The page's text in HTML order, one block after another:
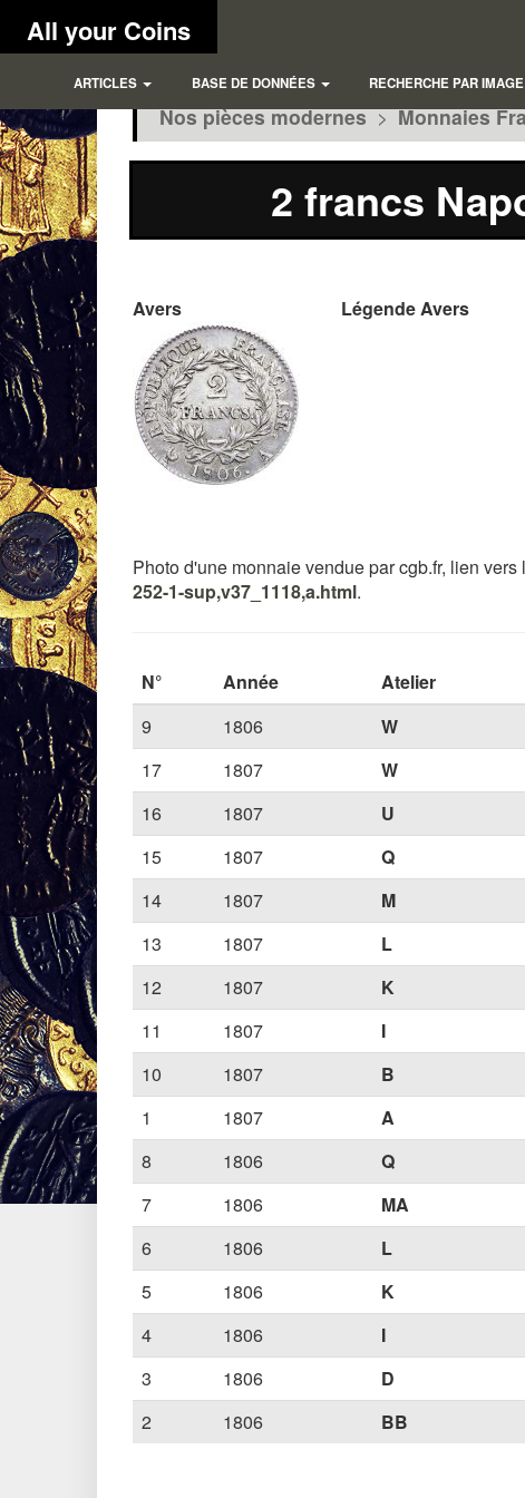
All your Coins
ARTICLES BASE DE DONNÉES RECHERCHE PAR IMAGE
Nos pièces modernes > Monnaies
2 francs
Avers Légende Avers
Photo d'une monnaie vendue par cgb.fr, lien vers
252-1-sup,v37_1118,a.html.
N° Année Atelier
9
1806 W
17
1807 W
16
1807 U
15
1807 Q
14
1807 M
13
1807 L
12
1807 K
11
1807 I
10
1807 B
1
1807 A
8
1806 Q
7
1806 MA
6
1806 L
5
1806 K
4
1806 I
3
1806 D
2
1806 BB